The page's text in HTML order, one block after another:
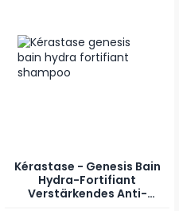
Kérastase - Genesis Bain
Hydra-Fortifiant
Verstärkendes Anti-